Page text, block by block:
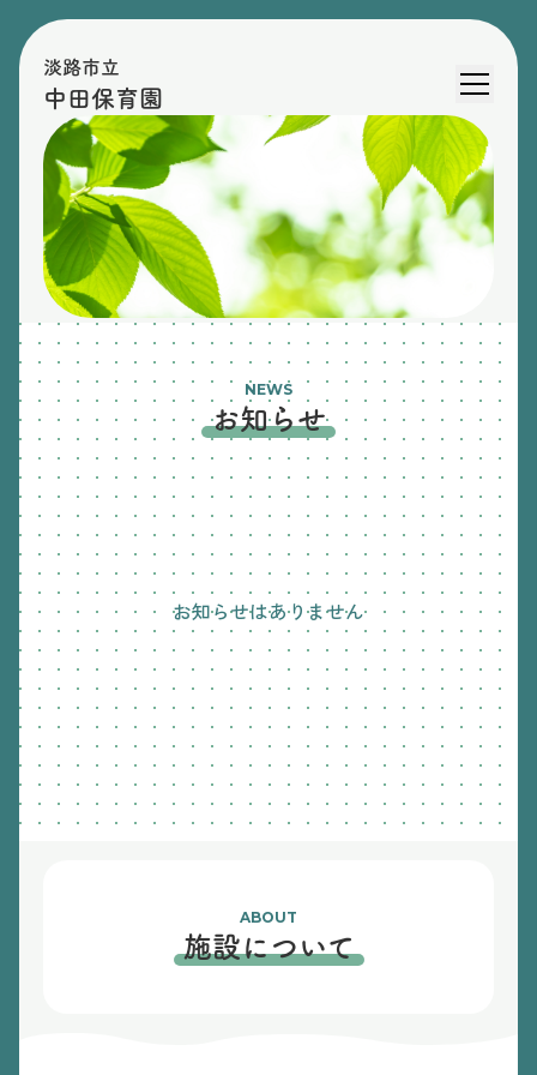
淡路市立
中田保育園
NEWS
お知らせ
お知らせはありません
ABOUT
施設について